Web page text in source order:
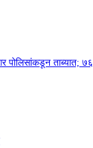
पोलिसांकडून ताब्यात;